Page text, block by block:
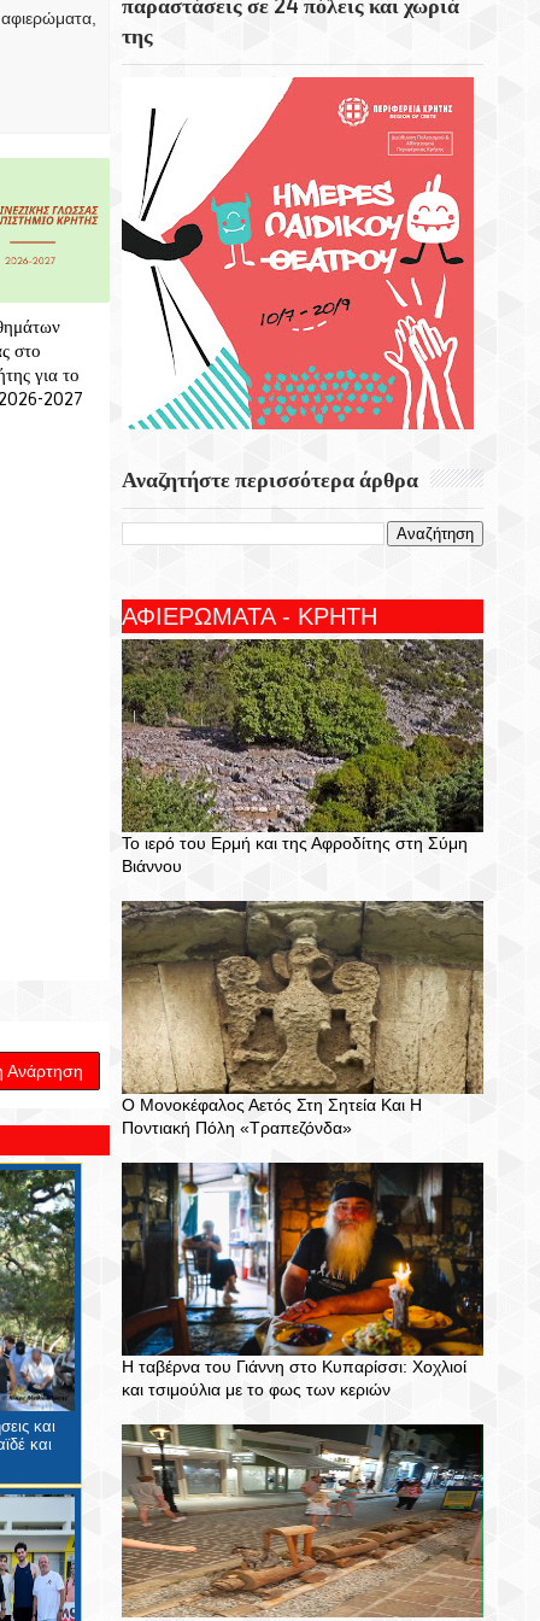
στο
για το
2027
Ανάρτηση
και
και
Το Εκκλησάκι Του Τιμίου Σταυρού Στο
Στρούμπουλα
6 Αυγούστου 1999 Φεύγει Απο Την Ζωή Η
Ρίτα Σακελαρίου
Eορτή Της Μεταμόρφωσης Του Σωτήρος
παραστάσεις σε 24 πόλεις και χωριά
της
Αναζητήστε περισσότερα άρθρα
ΑΦΙΕΡΩΜΑΤΑ - ΚΡΗΤΗ
Το ιερό του Ερμή και της Αφροδίτης στη Σύμη
Βιάννου
Ο Μονοκέφαλος Αετός Στη Σητεία Και Η
Ποντιακή Πόλη «Τραπεζόνδα»
Η ταβέρνα του Γιάννη στο Κυπαρίσσι: Χοχλιοί
και τσιμούλια με το φως των κεριών